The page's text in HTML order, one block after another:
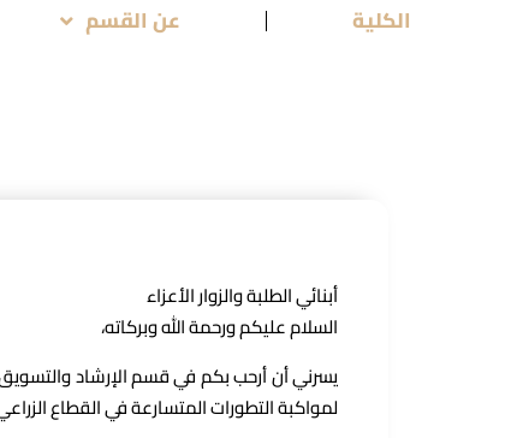
الكلية عن القسم
أبنائي الطلبة والزوار الأعزاء
السلام عليكم ورحمة الله وبركاته،
يسرني أن أرحب بكم في قسم الإرشاد
لمواكبة التطورات المتسارعة في القطاع